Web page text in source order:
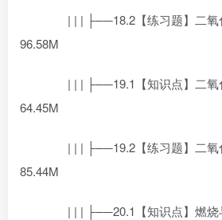
| | | ├──18.2【练习题】二氧
96.58M
| | | ├──19.1【知识点】二氧
64.45M
| | | ├──19.2【练习题】二氧
85.44M
| | | ├──20.1【知识点】燃烧